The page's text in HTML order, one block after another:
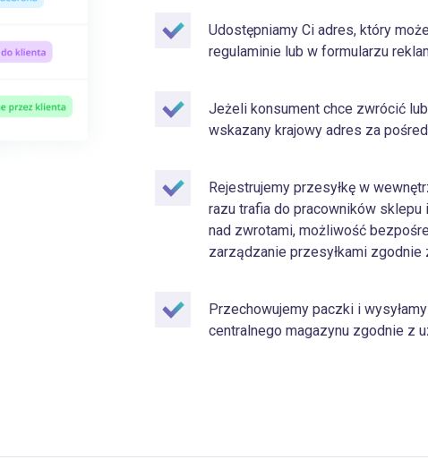
Udostępniamy Ci adres, który
regulaminie lub w formularzu
Jeżeli konsument chce zwrócić
wskazany krajowy adres za
Rejestrujemy przesyłkę w
razu trafia do pracowników sklepu
nad zwrotami, możliwość
zarządzanie przesyłkami
Przechowujemy paczki i
centralnego magazynu zgodnie z